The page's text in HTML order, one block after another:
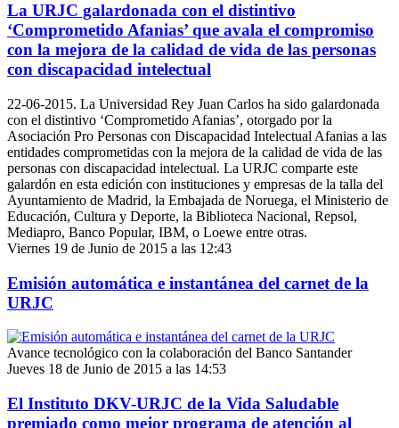
La URJC galardonada con el distintivo
‘Comprometido Afanias’ que avala el compromiso
con la mejora de la calidad de vida de las personas
con discapacidad intelectual
22-06-2015. La Universidad Rey Juan Carlos ha sido galardonada
con el distintivo ‘Comprometido Afanias’, otorgado por la
Asociación Pro Personas con Discapacidad Intelectual Afanias a las
entidades comprometidas con la mejora de la calidad de vida de las
personas con discapacidad intelectual. La URJC comparte este
galardón en esta edición con instituciones y empresas de la talla del
Ayuntamiento de Madrid, la Embajada de Noruega, el Ministerio de
Educación, Cultura y Deporte, la Biblioteca Nacional, Repsol,
Mediapro, Banco Popular, IBM, o Loewe entre otras.
Viernes 19 de Junio de 2015 a las 12:43
Emisión automática e instantánea del carnet de la
URJC
Avance tecnológico con la colaboración del Banco Santander
Jueves 18 de Junio de 2015 a las 14:53
El Instituto DKV-URJC de la Vida Saludable
premiado como mejor programa de atención al